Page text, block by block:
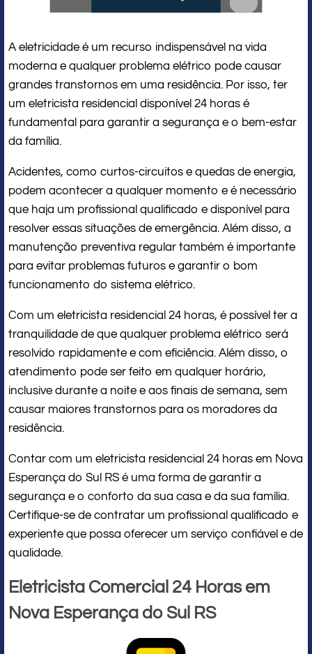
A eletricidade é um recurso indispensável na vida
moderna e qualquer problema elétrico pode causar
grandes transtornos em uma residência. Por isso, ter
um eletricista residencial disponível 24 horas é
fundamental para garantir a segurança e o bem-estar
da família.
Acidentes, como curtos-circuitos e quedas de energia,
podem acontecer a qualquer momento e é necessário
que haja um profissional qualificado e disponível para
resolver essas situações de emergência. Além disso, a
manutenção preventiva regular também é importante
para evitar problemas futuros e garantir o bom
funcionamento do sistema elétrico.
Com um eletricista residencial 24 horas, é possível ter a
tranquilidade de que qualquer problema elétrico será
resolvido rapidamente e com eficiência. Além disso, o
atendimento pode ser feito em qualquer horário,
inclusive durante a noite e aos finais de semana, sem
causar maiores transtornos para os moradores da
residência.
Contar com um eletricista residencial 24 horas em Nova
Esperança do Sul RS é uma forma de garantir a
segurança e o conforto da sua casa e da sua família.
Certifique-se de contratar um profissional qualificado e
experiente que possa oferecer um serviço confiável e de
qualidade.
Eletricista Comercial 24 Horas em
Nova Esperança do Sul RS